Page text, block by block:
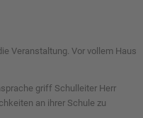
Veranstaltung. Vor vollem Haus
griff Schulleiter Herr
an ihrer Schule zu